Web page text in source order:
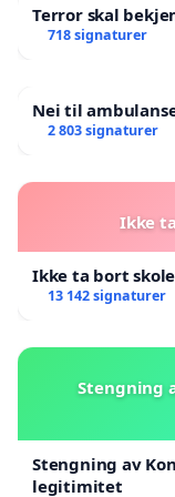
kommunestyre
til vindkraft på
Hallgeir Frøseth
Margrethe
Line Merete
Sigurd Wøien
Terror skal
718 signaturer
Nei til
2 803 signaturer
Ikke
Ikke ta bort
13 142 signaturer
Stengning
Stengning av
legitimitet